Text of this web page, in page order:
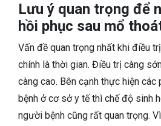
Lưu ý quan trọng để
hồi phục sau mổ
Vấn đề quan trọng nhất khi điều
chính là thời gian. Điều trị càng
càng cao. Bên cạnh thực hiện
bệnh ở cơ sở y tế thì chế độ sinh
người bệnh cũng rất quan trọng.